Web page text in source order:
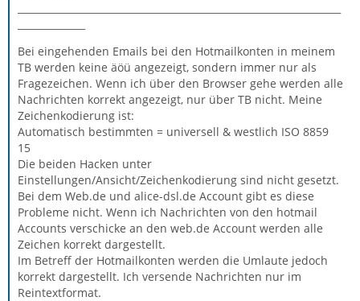
Bei eingehenden Emails bei den Hotmailkonten in meinem
TB werden keine äöü angezeigt, sondern immer nur als
Fragezeichen. Wenn ich über den Browser gehe werden alle
Nachrichten korrekt angezeigt, nur über TB nicht. Meine
Zeichenkodierung ist:
Automatisch bestimmten = universell & westlich ISO 8859
15
Die beiden Hacken unter
Einstellungen/Ansicht/Zeichenkodierung sind nicht gesetzt.
Bei dem Web.de und alice-dsl.de Account gibt es diese
Probleme nicht. Wenn ich Nachrichten von den hotmail
Accounts verschicke an den web.de Account werden alle
Zeichen korrekt dargestellt.
Im Betreff der Hotmailkonten werden die Umlaute jedoch
korrekt dargestellt. Ich versende Nachrichten nur im
Reintextformat.